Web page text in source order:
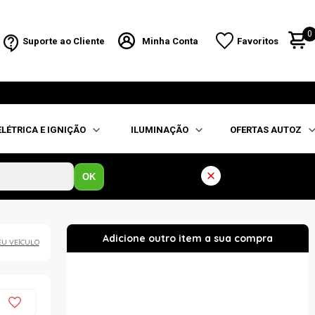
Suporte ao Cliente Minha Conta Favoritos
0
E IGNIÇÃO ILUMINAÇÃO OFERTAS AUTOZ
OK
VEÍCULO